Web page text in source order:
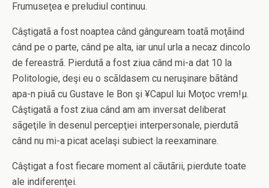
Frumuseţea e preludiul continuu.
Câştigatã a fost noaptea când gânguream toatã moţãind
când pe o parte, când pe alta, iar unul urla a necaz dincolo
de fereastrã. Pierdutã a fost ziua când mi-a dat 10 la
Politologie, deşi eu o scãldasem cu neruşinare bãtând
apa-n piuã cu Gustave le Bon şi ¥Capul lui Moţoc vrem!µ.
Câştigatã a fost ziua când am am inversat deliberat
sãgeţile în desenul percepţiei interpersonale, pierdutã
când nu mi-a picat acelaşi subiect la reexaminare.
Câştigat a fost fiecare moment al cãutãrii, pierdute toate
ale indiferenţei.